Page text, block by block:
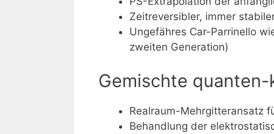
Zeitreversibler, immer
Ungefähres Car-Parrinello
zweiten Generation)
Gemischte
Realraum-Mehrgitteransatz
Behandlung der